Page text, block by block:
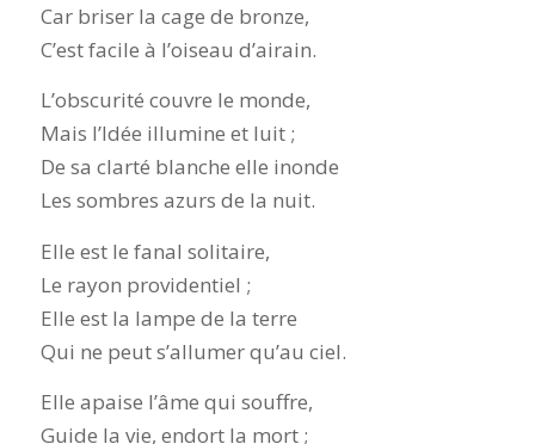
Car briser la cage de bronze,
C’est facile à l’oiseau d’airain.
L’obscurité couvre le monde,
Mais l’Idée illumine et luit ;
De sa clarté blanche elle inonde
Les sombres azurs de la nuit.
Elle est le fanal solitaire,
Le rayon providentiel ;
Elle est la lampe de la terre
Qui ne peut s’allumer qu’au ciel.
Elle apaise l’âme qui souffre,
Guide la vie, endort la mort ;